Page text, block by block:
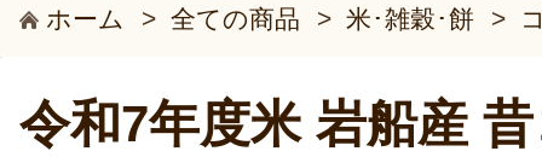
ホーム > 全ての商品 > 米･雑穀･餅 >
令和7年度米 岩船産